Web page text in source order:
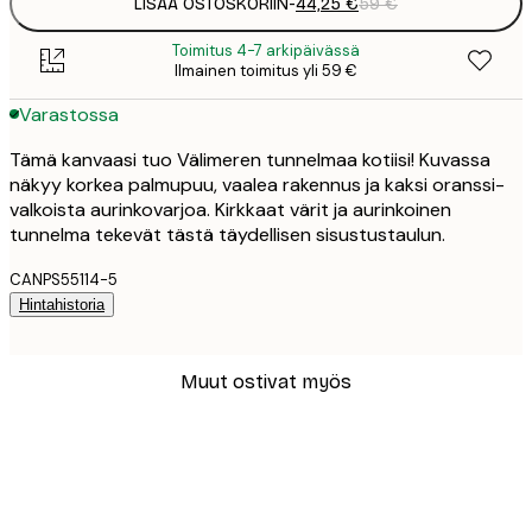
Toimitus 4-7 arkipäivässä
Ilmainen toimitus yli 59 €
Varastossa
Tämä kanvaasi tuo Välimeren tunnelmaa kotiisi! Kuvassa
näkyy korkea palmupuu, vaalea rakennus ja kaksi oranssi-
valkoista aurinkovarjoa. Kirkkaat värit ja aurinkoinen
tunnelma tekevät tästä täydellisen sisustustaulun.
CANPS55114-5
Hintahistoria
Muut ostivat myös